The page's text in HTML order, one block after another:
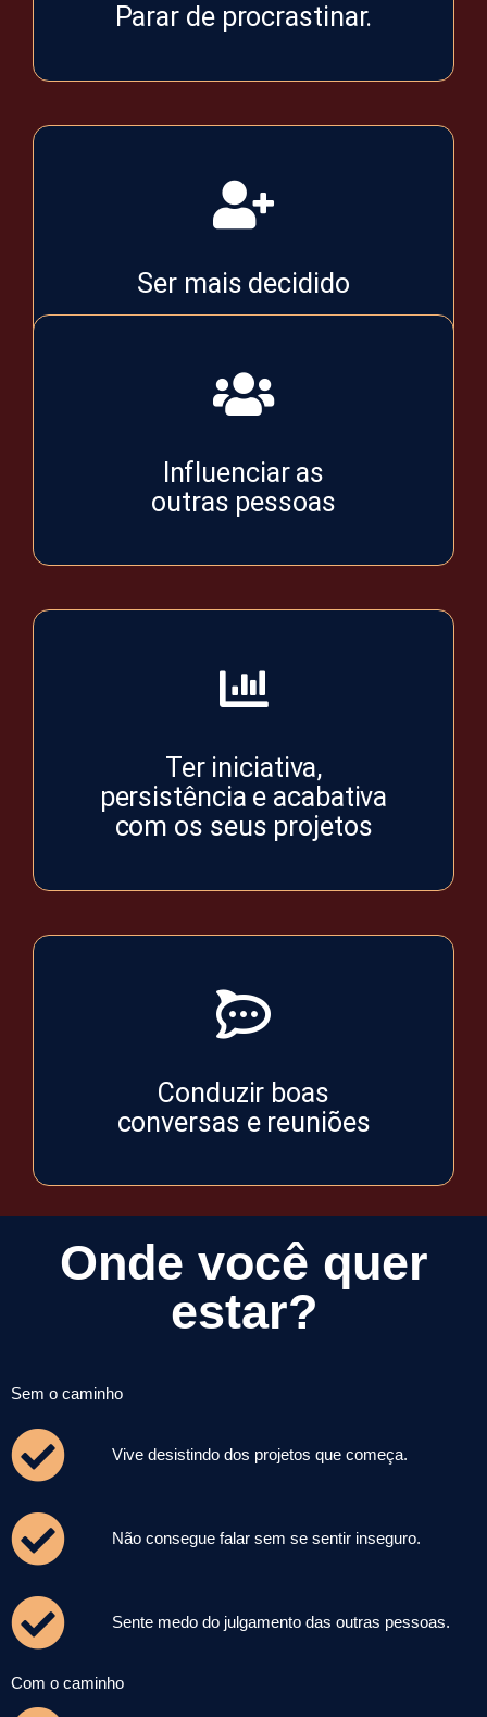
Parar de procrastinar.
Ser mais decidido
Influenciar as
outras pessoas
Ter iniciativa,
persistência e acabativa
com os seus projetos
Conduzir boas
conversas e reuniões
Onde você quer
estar?
Sem o caminho
Vive desistindo dos projetos que começa.
Não consegue falar sem se sentir inseguro.
Sente medo do julgamento das outras pessoas.
Com o caminho